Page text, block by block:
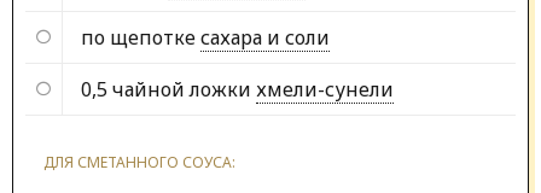
по щепоткесахара и соли
0,5 чайной ложки хмели-сунели
ДЛЯ СМЕТАННОГО СОУСА: